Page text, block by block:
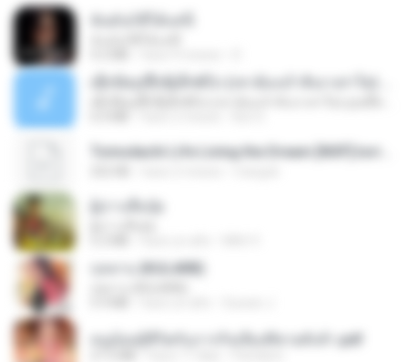
กุหลาบ (KULARB)
หนูน้อยสู้ชีวิตกับภารกิจเลี้ยงพี่ชายทั้งห้า.pdf